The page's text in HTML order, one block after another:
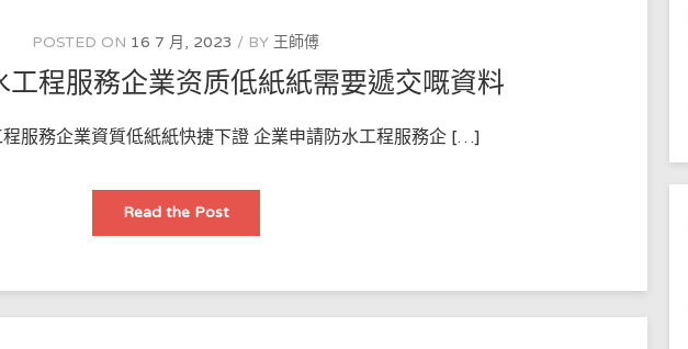
關
收
費
介
紹
POSTED ON 16 7 月, 2023 BY 王師傅
工程服務企業资质低紙紙需要遞交嘅資料
服務企業資質低紙紙快捷下證 企業申請防水工程服務企 […]
Read the Post企
申
水
程